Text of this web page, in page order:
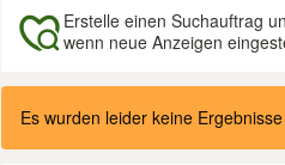
Erstelle einen Suchauftrag
wenn neue Anzeigen
Ergebnisse
Es wurden leider keine